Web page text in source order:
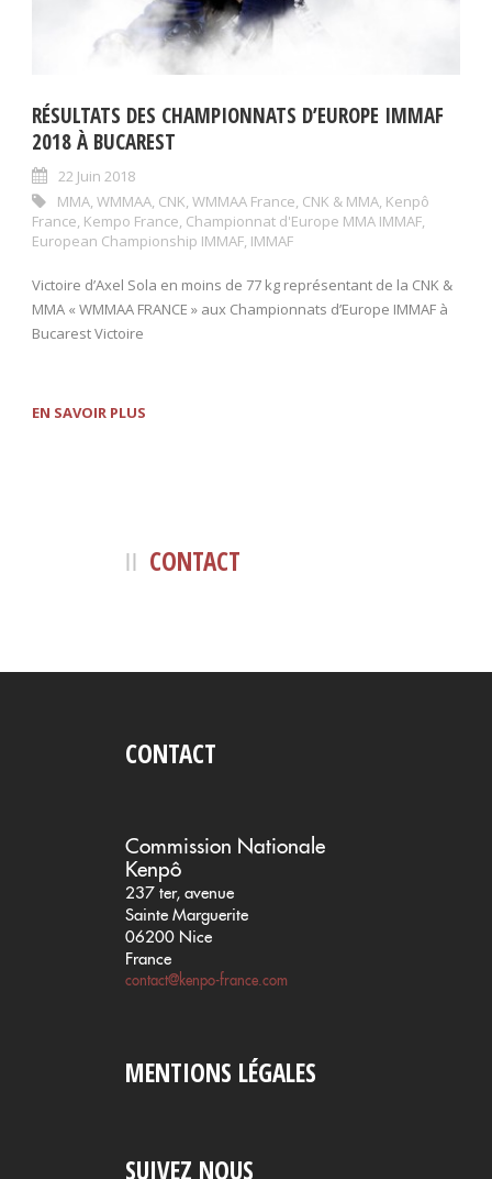
RÉSULTATS DES CHAMPIONNATS D’EUROPE IMMAF
2018 À BUCAREST
22 Juin 2018
MMA, WMMAA, CNK, WMMAA France, CNK & MMA, Kenpô
France, Kempo France, Championnat d'Europe MMA IMMAF,
European Championship IMMAF, IMMAF
Victoire d’Axel Sola en moins de 77 kg représentant de la CNK &
MMA « WMMAA FRANCE » aux Championnats d’Europe IMMAF à
Bucarest Victoire
EN SAVOIR PLUS
CONTACT
CONTACT
Commission Nationale
Kenpô
237 ter, avenue
Sainte Marguerite
06200 Nice
France
contact@kenpo-france.com
MENTIONS LÉGALES
SUIVEZ NOUS